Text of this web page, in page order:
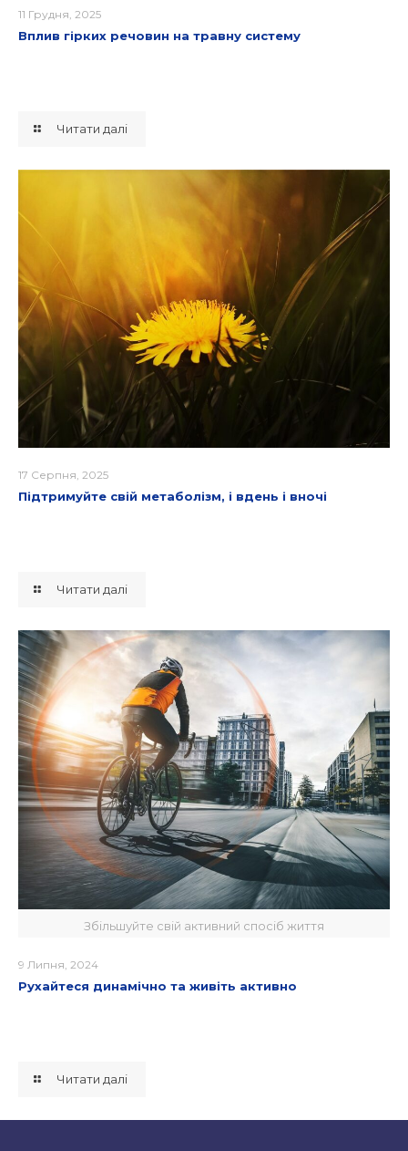
11 Грудня, 2025
Вплив гірких речовин на травну систему
Читати далі
17 Серпня, 2025
Підтримуйте свій метаболізм, і вдень і вночі
Читати далі
Збільшуйте свій активний спосіб життя
9 Липня, 2024
Рухайтеся динамічно та живіть активно
Читати далі